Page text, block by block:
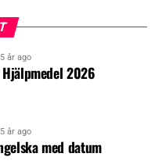
5 år ago
2026
5 år ago
med datum